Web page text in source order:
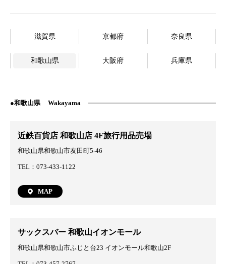
滋賀県 京都府 奈良県
和歌山県 大阪府 兵庫県
和歌山県 Wakayama
近鉄百貨店 和歌山店 4F旅行用品売場
和歌山県和歌山市友田町5-46
TEL：073-433-1122
MAP
サックスバー 和歌山イオンモール
和歌山県和歌山市ふじと台23 イオンモール和歌山2F